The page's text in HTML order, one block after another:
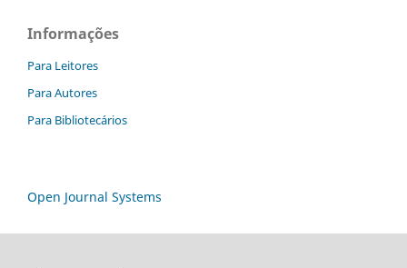
Informações
Para Leitores
Para Autores
Para Bibliotecários
Open Journal Systems